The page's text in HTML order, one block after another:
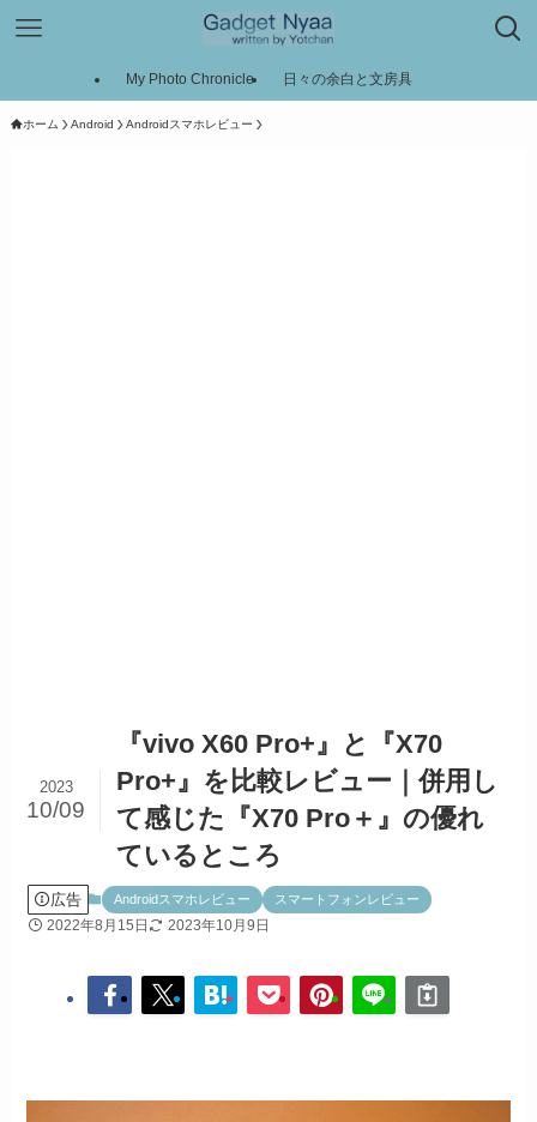
My Photo Chronicle 日々の余白と文房具
ホーム Android Androidスマホレビュー
『vivo X60 Pro+』と『X70
Pro+』を比較レビュー｜併用し
て感じた『X70 Pro＋』の優れ
ているところ
2023
10/09
広告 Androidスマホレビュー スマートフォンレビュー
2022年8月15日 2023年10月9日